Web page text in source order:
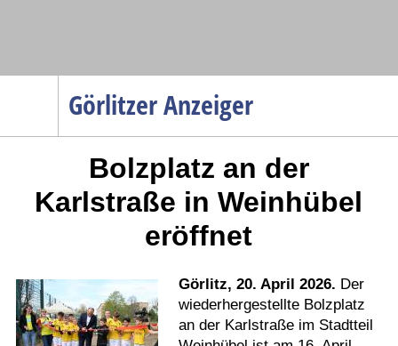
Görlitzer Anzeiger
Gesellschaft
Verkehr
Gesundheit
Bolzplatz an der
Karlstraße in Weinhübel
eröffnet
Görlitz, 20. April 2026. Der
wiederhergestellte Bolzplatz
an der Karlstraße im Stadtteil